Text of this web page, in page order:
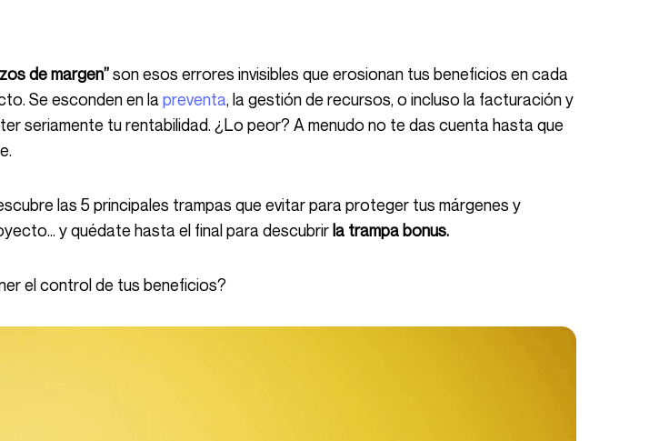
de margen”son esos errores invisibles que erosionan tus beneficios en cada
Se esconden en la preventa, la gestión de recursos, o incluso la facturación y
seriamente tu rentabilidad. ¿Lo peor? A menudo no te das cuenta hasta que
y quédate hasta el final para descubrir la trampa bonus.
el control de tus beneficios?